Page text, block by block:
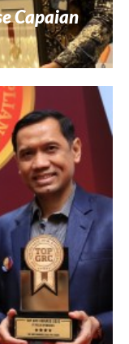
Capaian